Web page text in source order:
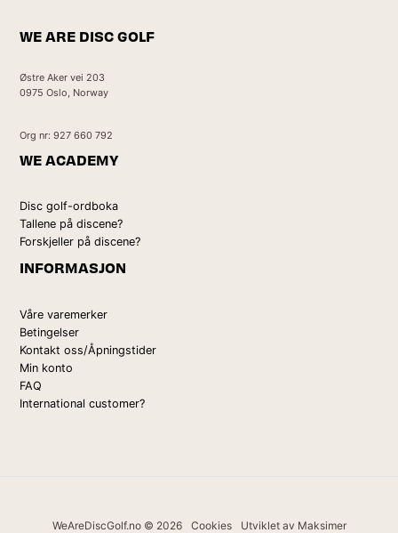
WE ARE DISC GOLF
Østre Aker vei 203
0975 Oslo, Norway
Org nr: 927 660 792
WE ACADEMY
Disc golf-ordboka
Tallene på discene?
Forskjeller på discene?
INFORMASJON
Våre varemerker
Betingelser
Kontakt oss/Åpningstider
Min konto
FAQ
International customer?
WeAreDiscGolf.no © 2026 Cookies Utviklet av Maksimer